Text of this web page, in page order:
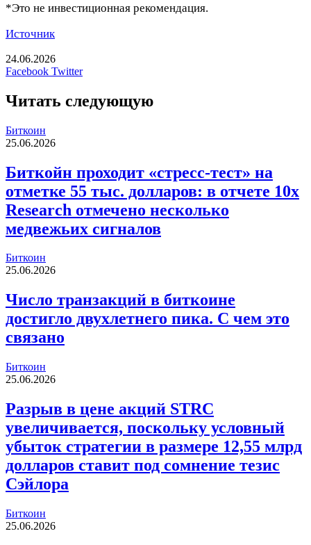
*Это не инвестиционная рекомендация.
Источник
24.06.2026
Facebook TwitterLinkedIn
Tumblr
Reddit
Вконтакте
Одноклассники
Skype
Messenger
Messenger
WhatsApp
Telegram
Viber
Line
Печатать
Читать следующую
Биткоин
25.06.2026
Биткойн проходит «стресс-тест» на
отметке 55 тыс. долларов: в отчете 10x
Research отмечено несколько
медвежьих сигналов
Биткоин
25.06.2026
Число транзакций в биткоине
достигло двухлетнего пика. С чем это
связано
Биткоин
25.06.2026
Разрыв в цене акций STRC
увеличивается, поскольку условный
убыток стратегии в размере 12,55 млрд
долларов ставит под сомнение тезис
Сэйлора
Биткоин
25.06.2026